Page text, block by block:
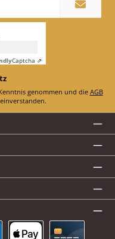
Captcha ⇗
genommen und die AGB